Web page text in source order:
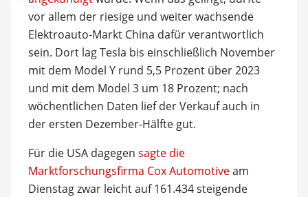
vor allem der riesige und weiter wachsende
Elektroauto-Markt China dafür verantwortlich
sein. Dort lag Tesla bis einschließlich November
mit dem Model Y rund 5,5 Prozent über 2023
und mit dem Model 3 um 18 Prozent; nach
wöchentlichen Daten lief der Verkauf auch in
der ersten Dezember-Hälfte gut.
Für die USA dagegen sagte die
Marktforschungsfirma Cox Automotiveam
Dienstag zwar leicht auf 161.434 steigende